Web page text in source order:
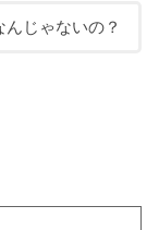
じゃないの？